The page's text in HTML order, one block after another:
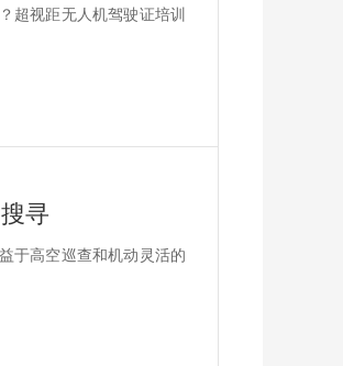
超视距无人机驾驶证培训
寻
于高空巡查和机动灵活的